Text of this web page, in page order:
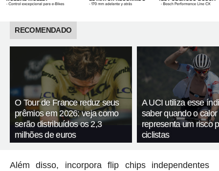
RECOMENDADO
O Tour de France reduz seus
prêmios em 2026: veja como
serão distribuídos os 2,3
milhões de euros
A UCI utiliza esse
saber quando o calor
representa um risco
ciclistas
Além disso, incorpora flip chips independentes